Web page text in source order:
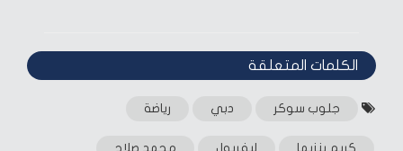
الكلمات المتعلقة‎
جلوب سوكر دبي رياضة
كريم بنزيما ليفربول محمد صلاح